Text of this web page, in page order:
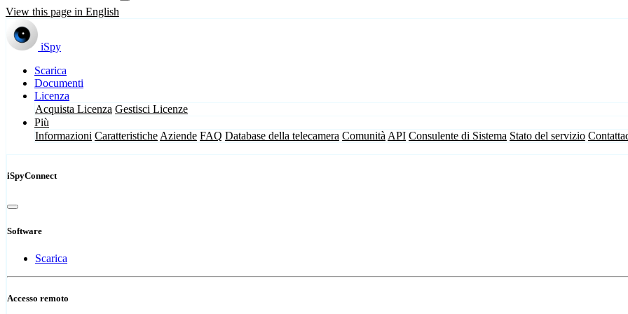
View this page in English
iSpy
Scarica
Documenti
Licenza
Acquista Licenza Gestisci Licenze
Più
Informazioni Caratteristiche Aziende FAQ Database della telecamera Comunità API Consulente di Sistema Stato del servizio
iSpyConnect
Software
Scarica
Accesso remoto